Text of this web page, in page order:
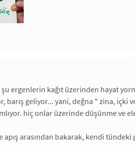
şu ergenlerin kağıt üzerinden hayat
geliyor... yani, değna " zina, içki
hiç onlar üzerinde düşünme ve
arasından bakarak, kendi